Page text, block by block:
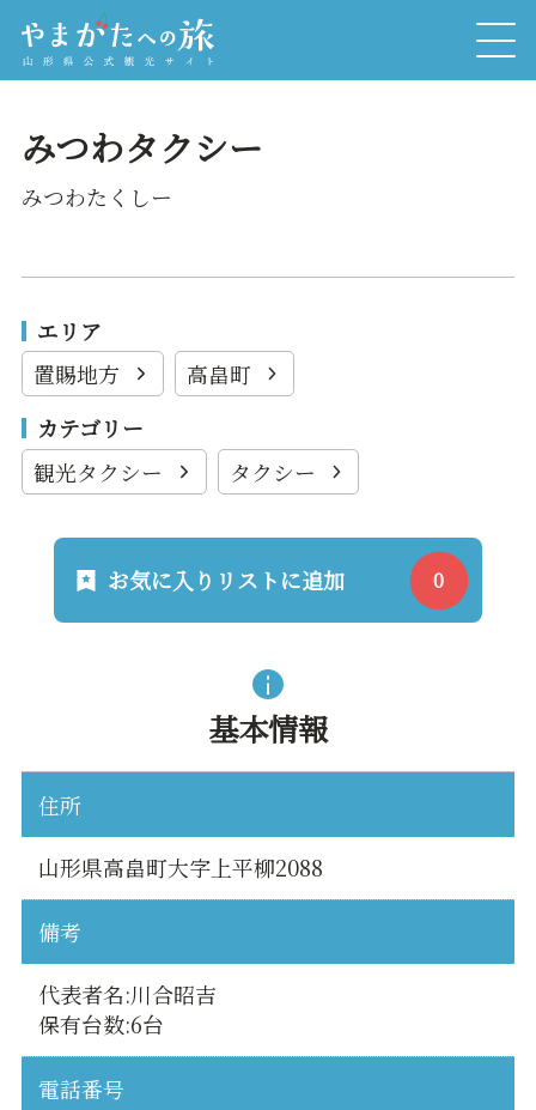
みつわタクシー
みつわたくしー
エリア
置賜地方
高畠町
カテゴリー
観光タクシー
タクシー
お気に入りリストに追加
基本情報
住所
山形県高畠町大字上平柳2088
備考
代表者名:川合昭吉
保有台数:6台
電話番号